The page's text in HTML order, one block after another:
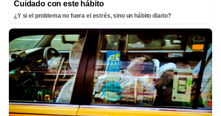
Cuidado con este hábito
¿Y si el problema no fuera el estrés, sino un hábito diario?